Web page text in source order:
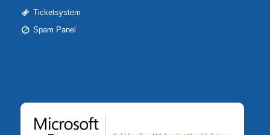
Ticketsystem
Spam Panel